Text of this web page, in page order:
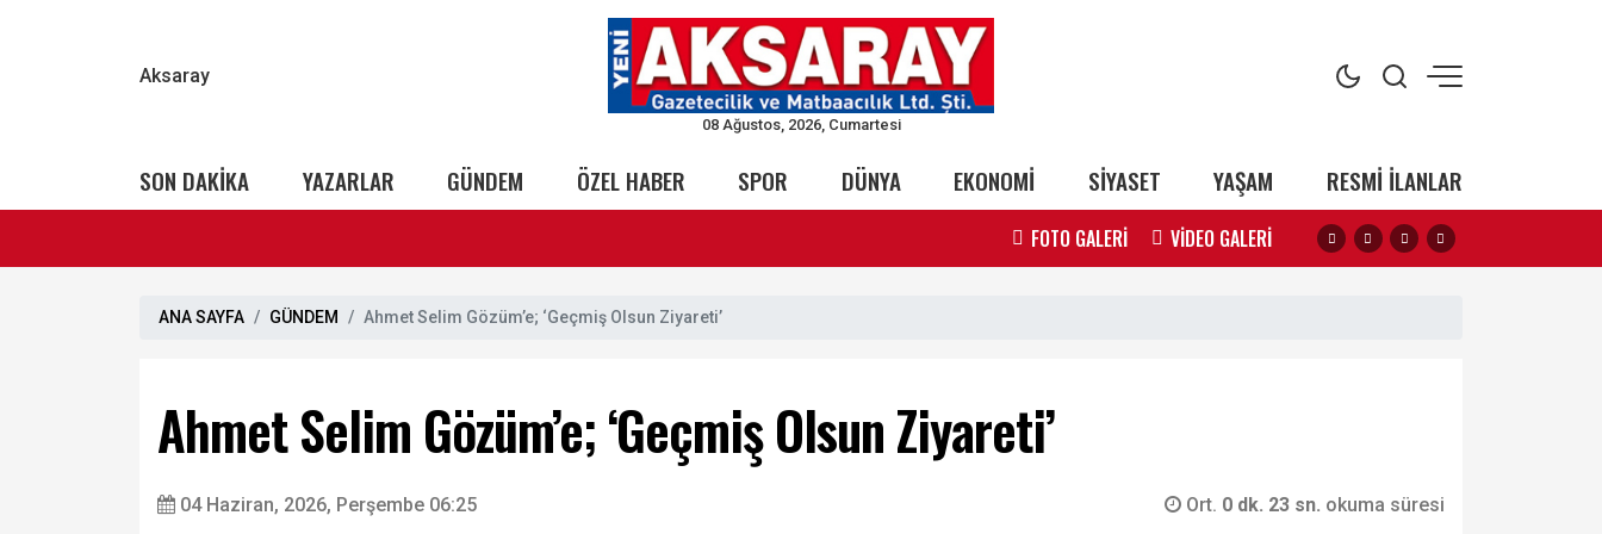
Aksaray
08 Ağustos, 2026, Cumartesi
SON DAKİKA YAZARLAR GÜNDEM ÖZEL HABER SPOR DÜNYA EKONOMİ SİYASET YAŞAM RESMİ İLANLAR
FOTO GALERİ VİDEO GALERİ
ANA SAYFA GÜNDEM Ahmet Selim Gözüm’e; ‘Geçmiş Olsun Ziyareti’
Ahmet Selim Gözüm’e; ‘Geçmiş Olsun Ziyareti’
04 Haziran, 2026, Perşembe 06:25 Ort. 0 dk. 23 sn. okuma süresi